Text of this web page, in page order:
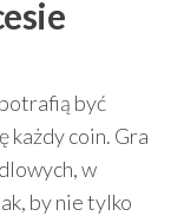
być
każdy coin. Gra
w
by nie tylko